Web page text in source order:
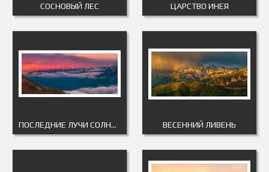
СОСНОВЫЙ ЛЕС ЦАРСТВО ИНЕЯ
ПОСЛЕДНИЕ ЛУЧИ СОЛНЦА ВЕСЕННИЙ ЛИВЕНЬ